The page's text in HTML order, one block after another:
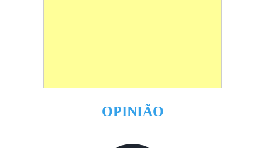
OPINIÃO